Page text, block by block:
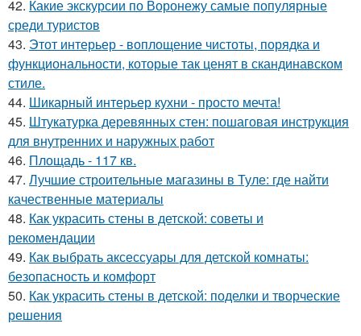
42. Какие экскурсии по Воронежу самые популярные
среди туристов
43. Этот интерьер - воплощение чистоты, порядка и
функциональности, которые так ценят в скандинавском
стиле.
44. Шикарный интерьер кухни - просто мечта!
45. Штукатурка деревянных стен: пошаговая инструкция
для внутренних и наружных работ
46. Площадь - 117 кв.
47. Лучшие строительные магазины в Туле: где найти
качественные материалы
48. Как украсить стены в детской: советы и
рекомендации
49. Как выбрать аксессуары для детской комнаты:
безопасность и комфорт
50. Как украсить стены в детской: поделки и творческие
решения